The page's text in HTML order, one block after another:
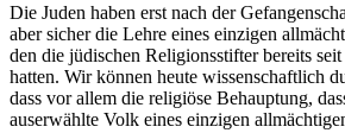
Die Juden haben erst nach der
aber sicher die Lehre eines einzigen
den die jüdischen Religionsstifter bereits
hatten. Wir können heute wissenschaftlich
dass vor allem die religiöse Behauptung,
auserwählte Volk eines einzigen